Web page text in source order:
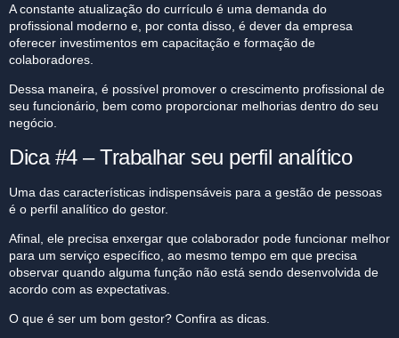
A constante atualização do currículo é uma demanda do
profissional moderno e, por conta disso, é dever da empresa
oferecer investimentos em capacitação e formação de
colaboradores.
Dessa maneira, é possível promover o crescimento profissional de
seu funcionário, bem como proporcionar melhorias dentro do seu
negócio.
Dica #4 – Trabalhar seu perfil analítico
Uma das características indispensáveis para a gestão de pessoas
é o perfil analítico do gestor.
Afinal, ele precisa enxergar que colaborador pode funcionar melhor
para um serviço específico, ao mesmo tempo em que precisa
observar quando alguma função não está sendo desenvolvida de
acordo com as expectativas.
O que é ser um bom gestor? Confira as dicas.